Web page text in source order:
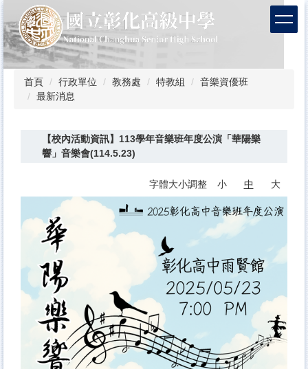
到
主
要
內
首頁 行政單位 教務處 特教組
音樂資優班
最新消息
【校內活動資訊】113學年音樂班年度公演「華陽樂
響」音樂會(114.5.23)
字體大小調整 小 中 大